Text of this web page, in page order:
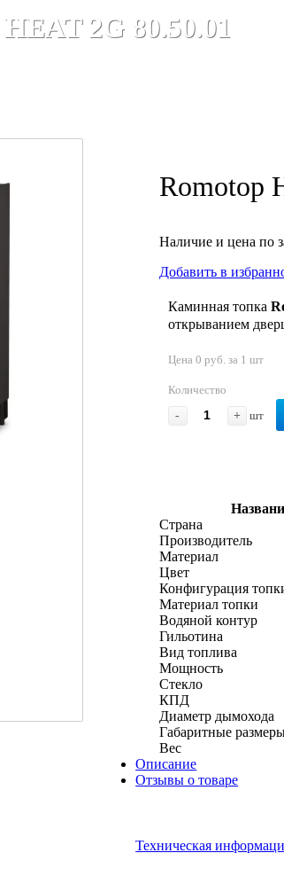
2G 80.50.01
Romotop
Наличие и цена по
Добавить в
Каминная топка
открыванием
Цена 0 руб. за 1 шт
Количество
-
+ шт
Страна
Производитель
Материал
Цвет
Конфигурация
Материал топки
Водяной контур
Гильотина
Вид топлива
Мощность
Стекло
КПД
Диаметр дымохода
Габаритные
Вес
Описание
Отзывы о товаре
Техническая